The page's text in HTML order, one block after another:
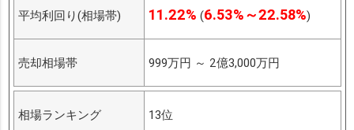
平均利回り(相場帯) 11.22% (6.53%～22.58%)
売却相場帯 999万円 ～ 2億3,000万円
相場ランキング 13位